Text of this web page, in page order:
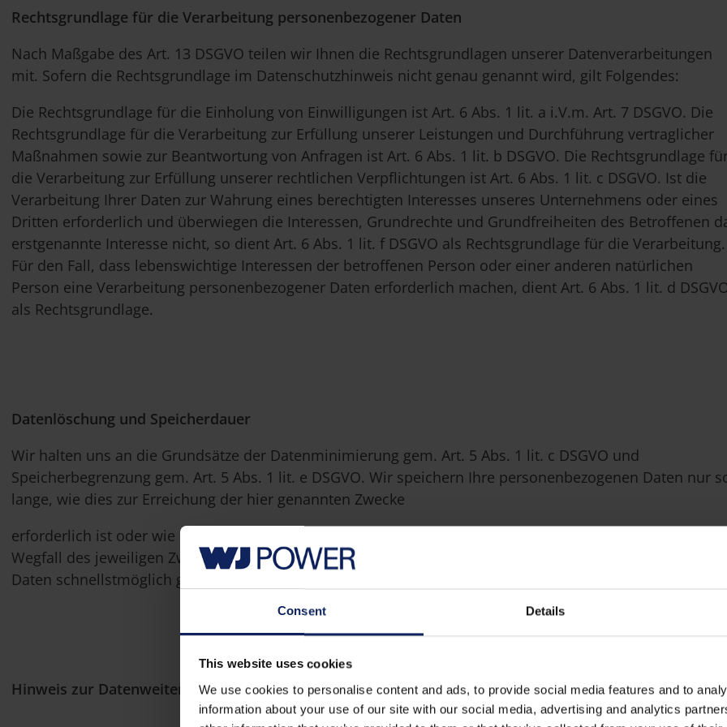
Consent Details
This website uses cookies
We use cookies to personalise content and ads, to provide social media features and to
information about your use of our site with our social media, advertising and analytics
Rechtsgrundlage für die Verarbeitung personenbezogener Daten
Nach Maßgabe des Art. 13 DSGVO teilen wir Ihnen die Rechtsgrundlagen unserer Datenverarbeitungen
mit. Sofern die Rechtsgrundlage im Datenschutzhinweis nicht genau genannt wird, gilt Folgendes:
Die Rechtsgrundlage für die Einholung von Einwilligungen ist Art. 6 Abs. 1 lit. a i.V.m. Art. 7 DSGVO. Die
Rechtsgrundlage für die Verarbeitung zur Erfüllung unserer Leistungen und Durchführung vertraglicher
Maßnahmen sowie zur Beantwortung von Anfragen ist Art. 6 Abs. 1 lit. b DSGVO. Die Rechtsgrundlage
die Verarbeitung zur Erfüllung unserer rechtlichen Verpflichtungen ist Art. 6 Abs. 1 lit. c DSGVO. Ist die
Verarbeitung Ihrer Daten zur Wahrung eines berechtigten Interesses unseres Unternehmens oder eines
Dritten erforderlich und überwiegen die Interessen, Grundrechte und Grundfreiheiten des Betroffenen
erstgenannte Interesse nicht, so dient Art. 6 Abs. 1 lit. f DSGVO als Rechtsgrundlage für die Verarbeitung.
Für den Fall, dass lebenswichtige Interessen der betroffenen Person oder einer anderen natürlichen
Person eine Verarbeitung personenbezogener Daten erforderlich machen, dient Art. 6 Abs. 1 lit. d
als Rechtsgrundlage.
Datenlöschung und Speicherdauer
Wir halten uns an die Grundsätze der Datenminimierung gem. Art. 5 Abs. 1 lit. c DSGVO und
Speicherbegrenzung gem. Art. 5 Abs. 1 lit. e DSGVO. Wir speichern Ihre personenbezogenen Daten nur
lange, wie dies zur Erreichung der hier genannten Zwecke
erforderlich ist oder wie es die vom Gesetzgeber vorgesehenen Aufbewahrungsfristen vorsehen. Nach
Wegfall des jeweiligen Zwecks bzw. nach Ablauf dieser Aufbewahrungsfristen, werden die
Daten schnellstmöglich gelöscht.
Hinweis zur Datenweitergabe an Drittstaaten